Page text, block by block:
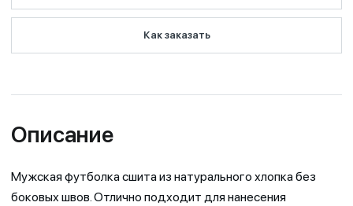
Как заказать
Описание
Мужская футболка сшита из натурального хлопка без
боковых швов. Отлично подходит для нанесения